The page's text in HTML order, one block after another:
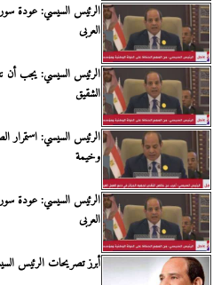
الرئيس السيسي: عودة سوريا
العربى
الرئيس السيسي: يجب أن
الشقيق
الرئيس السيسي: استمرار
وخيمة
الرئيس السيسي: عودة سوريا
العربى
أبرز تصريحات الرئيس السيسي